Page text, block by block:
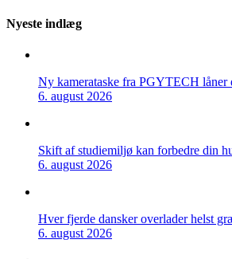
Nyeste indlæg
Ny kamerataske fra PGYTECH
6. august 2026
Skift af studiemiljø kan forbedre din
6. august 2026
Hver fjerde dansker overlader helst
6. august 2026